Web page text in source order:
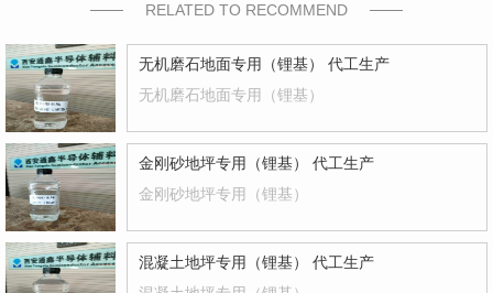
RELATED TO RECOMMEND
无机磨石地面专用（锂基） 代工生产
无机磨石地面专用（锂基）
金刚砂地坪专用（锂基） 代工生产
金刚砂地坪专用（锂基）
混凝土地坪专用（锂基） 代工生产